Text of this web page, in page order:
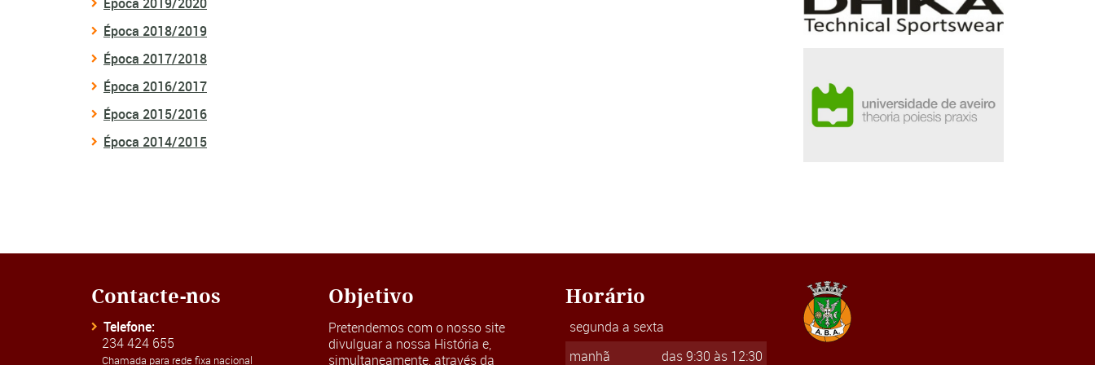
Época 2018/2019
Época 2017/2018
Época 2016/2017
Época 2015/2016
Época 2014/2015
Contacte-nos
Telefone:
234 424 655
Chamada para rede fixa nacional
Objetivo
Pretendemos com o nosso site
divulguar a nossa História e,
simultaneamente, através da
Horário
segunda a sexta
manhã
das 9:30 às 12:30